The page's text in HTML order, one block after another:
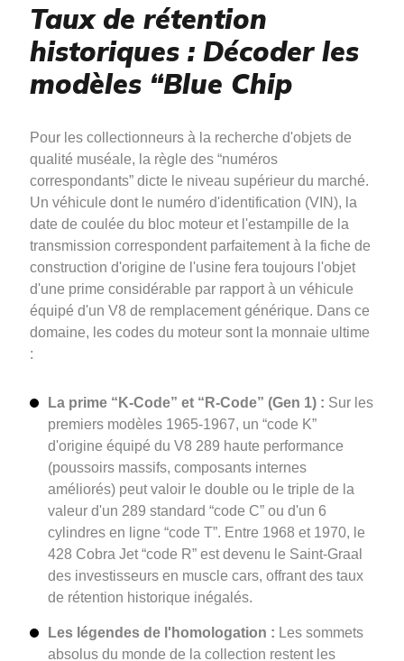
Taux de rétention
historiques : Décoder les
modèles “Blue Chip
Pour les collectionneurs à la recherche d'objets de
qualité muséale, la règle des “numéros
correspondants” dicte le niveau supérieur du marché.
Un véhicule dont le numéro d'identification (VIN), la
date de coulée du bloc moteur et l'estampille de la
transmission correspondent parfaitement à la fiche de
construction d'origine de l'usine fera toujours l'objet
d'une prime considérable par rapport à un véhicule
équipé d'un V8 de remplacement générique. Dans ce
domaine, les codes du moteur sont la monnaie ultime
:
La prime “K-Code” et “R-Code” (Gen 1) : Sur les
premiers modèles 1965-1967, un “code K”
d'origine équipé du V8 289 haute performance
(poussoirs massifs, composants internes
améliorés) peut valoir le double ou le triple de la
valeur d'un 289 standard “code C” ou d'un 6
cylindres en ligne “code T”. Entre 1968 et 1970, le
428 Cobra Jet “code R” est devenu le Saint-Graal
des investisseurs en muscle cars, offrant des taux
de rétention historique inégalés.
Les légendes de l'homologation : Les sommets
absolus du monde de la collection restent les